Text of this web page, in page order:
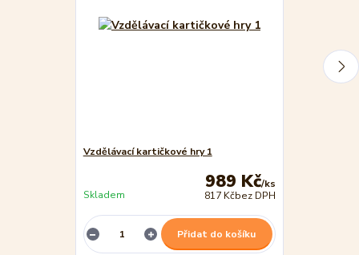
Vzdělávací kartičkové hry 1
989 Kč/ks
817 Kčbez DPH
Skladem
Přidat do košíku